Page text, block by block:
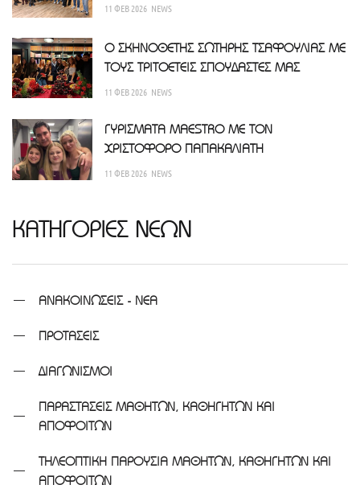
11 ΦΕΒ 2026 NEWS
Ο ΣΚΗΝΟΘΕΤΗΣ ΣΩΤΗΡΗΣ ΤΣΑΦΟΥΛΙΑΣ ΜΕ
ΤΟΥΣ ΤΡΙΤΟΕΤΕΙΣ ΣΠΟΥΔΑΣΤΕΣ ΜΑΣ
11 ΦΕΒ 2026 NEWS
ΓΥΡΙΣΜΑΤΑ MAESTRO ΜΕ ΤΟΝ
ΧΡΙΣΤΟΦΟΡΟ ΠΑΠΑΚΑΛΙΑΤΗ
11 ΦΕΒ 2026 NEWS
ΚΑΤΗΓΟΡΙΕΣ ΝΕΩΝ
ΑΝΑΚΟΙΝΩΣΕΙΣ - ΝΕΑ
ΠΡΟΤΑΣΕΙΣ
ΔΙΑΓΩΝΙΣΜΟΙ
ΠΑΡΑΣΤΑΣΕΙΣ ΜΑΘΗΤΩΝ, ΚΑΘΗΓΗΤΩΝ ΚΑΙ
ΑΠΟΦΟΙΤΩΝ
ΤΗΛΕΟΠΤΙΚΗ ΠΑΡΟΥΣΙΑ ΜΑΘΗΤΩΝ, ΚΑΘΗΓΗΤΩΝ ΚΑΙ
ΑΠΟΦΟΙΤΩΝ